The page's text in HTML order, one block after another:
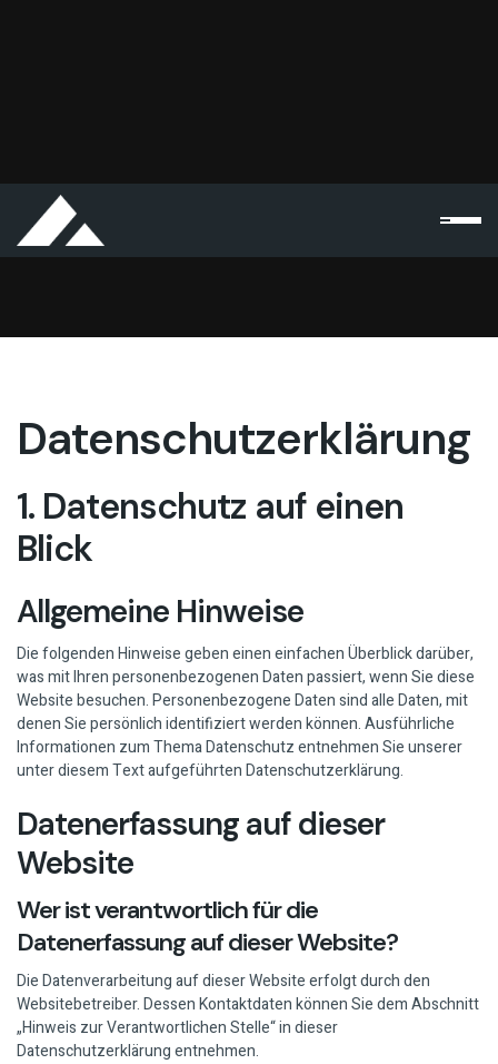
Datenschutz­erklärung
1. Datenschutz auf einen
Blick
Allgemeine Hinweise
Die folgenden Hinweise geben einen einfachen Überblick darüber,
was mit Ihren personenbezogenen Daten passiert, wenn Sie diese
Website besuchen. Personenbezogene Daten sind alle Daten, mit
denen Sie persönlich identifiziert werden können. Ausführliche
Informationen zum Thema Datenschutz entnehmen Sie unserer
unter diesem Text aufgeführten Datenschutzerklärung.
Datenerfassung auf dieser
Website
Wer ist verantwortlich für die
Datenerfassung auf dieser Website?
Die Datenverarbeitung auf dieser Website erfolgt durch den
Websitebetreiber. Dessen Kontaktdaten können Sie dem Abschnitt
„Hinweis zur Verantwortlichen Stelle“ in dieser
Datenschutzerklärung entnehmen.